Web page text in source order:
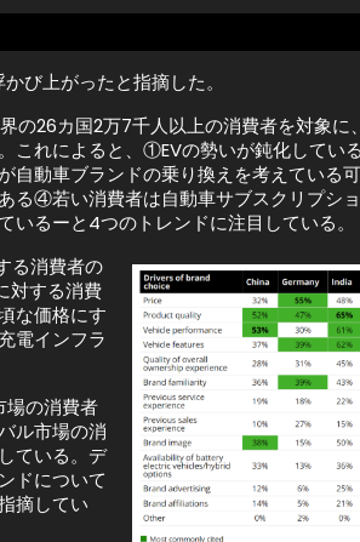
び上がったと指摘した。
26カ国2万7千人以上の消費者を対象に
これによると、①EVの勢いが鈍化してい
動車ブランドの乗り換えを考えている
る④若い消費者は自動車サブスクリプシ
るーと4つのトレンドに注目している。
る消費者の
対する消費
な価格にす
電インフラ
場の消費者
ル市場の消
ている。デ
ドについて
摘してい